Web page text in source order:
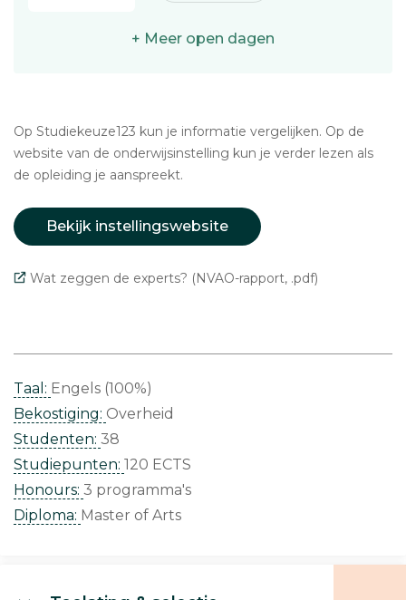
+ Meer open dagen
Op Studiekeuze123 kun je informatie vergelijken. Op de
website van de onderwijsinstelling kun je verder lezen als
de opleiding je aanspreekt.
Bekijk instellingswebsite
Wat zeggen de experts? (NVAO-rapport, .pdf)
Taal: Engels (100%)
Bekostiging: Overheid
Studenten: 38
Studiepunten: 120 ECTS
Honours: 3 programma's
Diploma: Master of Arts